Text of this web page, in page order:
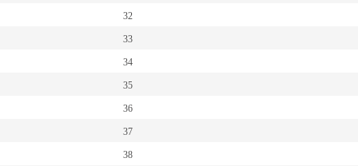
32
33
34
35
36
37
38